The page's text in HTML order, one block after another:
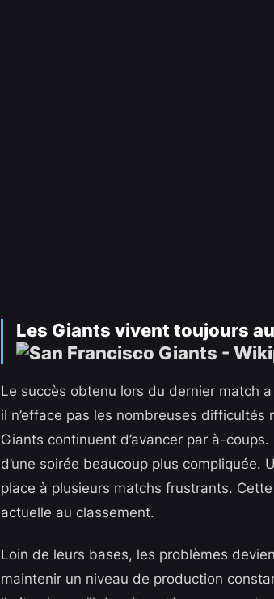
Les Giants vivent toujours
Le succès obtenu lors du dernier match
il n’efface pas les nombreuses
Giants continuent d’avancer par à-
d’une soirée beaucoup plus
place à plusieurs matchs frustrants.
actuelle au classement.
Loin de leurs bases, les problèmes
maintenir un niveau de production